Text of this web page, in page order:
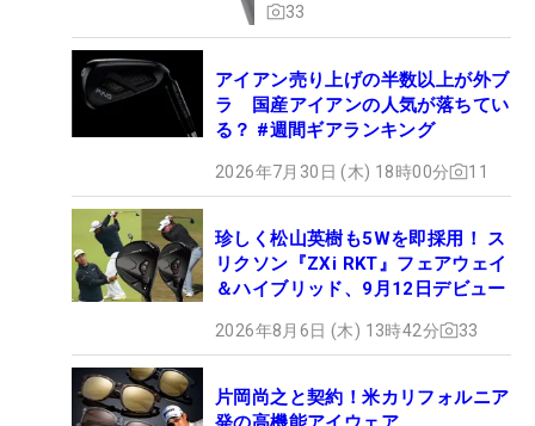
33
アイアン売り上げの半数以上が外ブ
ラ 国産アイアンの人気が落ちてい
る？ #週間ギアランキング
2026年7月30日 (木) 18時00分 11
珍しく松山英樹も5Wを即採用！ ス
リクソン『ZXi RKT』フェアウェイ
＆ハイブリッド、9月12日デビュー
2026年8月6日 (木) 13時42分 33
片岡尚之と契約！米カリフォルニア